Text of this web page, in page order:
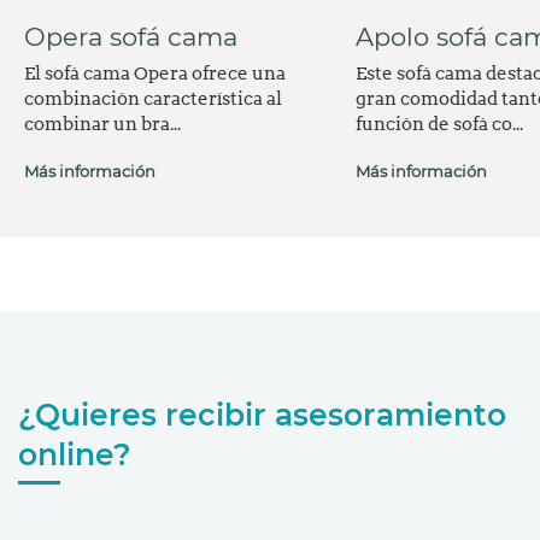
Opera sofá cama
El sofá cama Opera ofrece una
combinación característica al
combinar un bra...
Más información
Apolo sofá
Este sofá cama
gran comodidad
función de sofá co...
Más información
¿Quieres recibir asesoramiento
online?